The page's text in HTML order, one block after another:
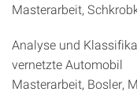
Masterarbeit,
Analyse und
vernetzte Automobil
Masterarbeit, Bosler, M.